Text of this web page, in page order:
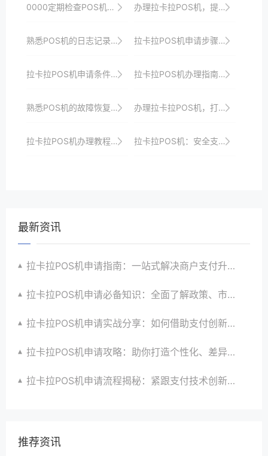
0000定期检查POS机的物理锁具是否有效。 办理拉卡拉POS机，提升商家收银效率与品牌形象，开启线上线下融合收银新时代
熟悉POS机的日志记录功能，以便追踪交易历史。 拉卡拉POS机申请步骤：新手必看的操作指南
拉卡拉POS机申请条件：企业用户需要注意什么？ 拉卡拉POS机办理指南：从零开始轻松掌握收银新技能并打造智能化收银新时代以助力商家发展
熟悉POS机的故障恢复流程。 办理拉卡拉POS机，打造智能收银新时代，引领支付潮流
拉卡拉POS机办理教程：轻松几步，收银升级无忧，助力商家成长 拉卡拉POS机：安全支付，让生意无忧
最新资讯
拉卡拉POS机申请指南：一站式解决商户支付升级、智能化与创新需求
拉卡拉POS机申请必备知识：全面了解政策、市场、技术与创新趋势
拉卡拉POS机申请实战分享：如何借助支付创新技术提升商户运营效益与效率
拉卡拉POS机申请攻略：助你打造个性化、差异化支付体验以提升竞争力
拉卡拉POS机申请流程揭秘：紧跟支付技术创新步伐，抢占市场先机
推荐资讯